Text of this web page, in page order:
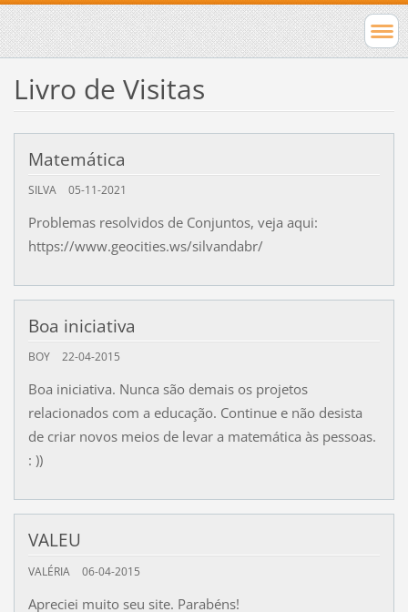
Livro de Visitas
Matemática
SILVA 05-11-2021
Problemas resolvidos de Conjuntos, veja aqui:
https://www.geocities.ws/silvandabr/
Boa iniciativa
BOY 22-04-2015
Boa iniciativa. Nunca são demais os projetos
relacionados com a educação. Continue e não desista
de criar novos meios de levar a matemática às pessoas.
: ))
VALEU
VALÉRIA 06-04-2015
Apreciei muito seu site. Parabéns!